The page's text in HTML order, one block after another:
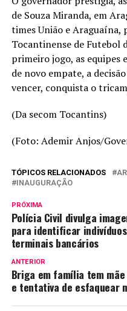
de Souza Miranda, em
times União e Araguaína,
Tocantinense de Futebol
primeiro jogo, as equipes
de novo empate, a
vencer, conquista o
(Da secom Tocantins)
(Foto: Ademir Anjos/
TÓPICOS RELACIONADOS
INAUGURAÇÃO
PRÓXIMA
Polícia Civil divulga
para identificar
terminais bancários
ANTERIOR
Briga em família tem
e tentativa de esfaquear